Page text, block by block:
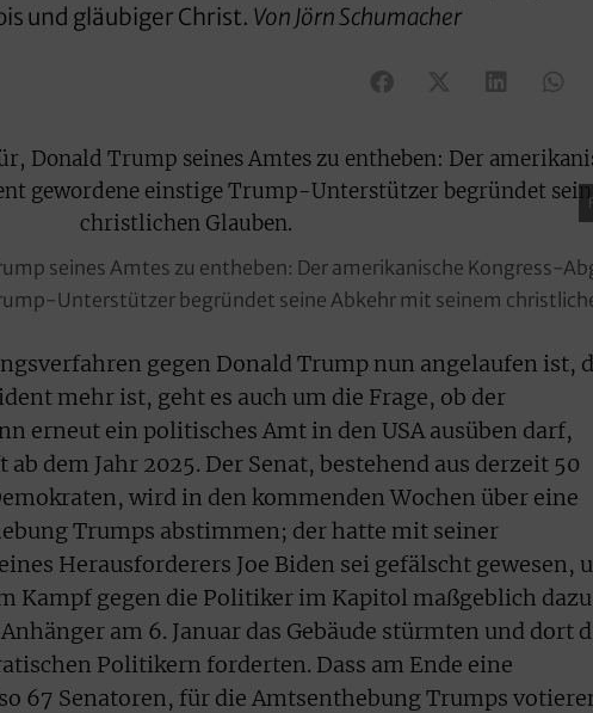
und gläubiger Christ. Von Jörn Schumacher
seines Amtes zu entheben: Der amerikanische Kongress-
Unterstützer begründet seine Abkehr mit seinem
gegen Donald Trump nun angelaufen ist,
mehr ist, geht es auch um die Frage, ob der
erneut ein politisches Amt in den USA ausüben darf,
dem Jahr 2025. Der Senat, bestehend aus derzeit 50
wird in den kommenden Wochen über eine
Trumps abstimmen; der hatte mit seiner
Herausforderers Joe Biden sei gefälscht gewesen,
Kampf gegen die Politiker im Kapitol maßgeblich dazu
am 6. Januar das Gebäude stürmten und dort
Politikern forderten. Dass am Ende eine
67 Senatoren, für die Amtsenthebung Trumps